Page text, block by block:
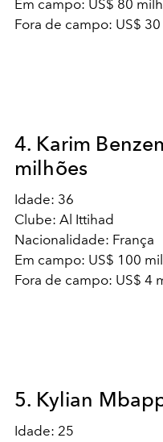
Em campo: US$ 80
Fora de campo: US$
4. Karim
milhões
Idade: 36
Clube: Al Ittihad
Nacionalidade: França
Em campo: US$ 100
Fora de campo: US$ 4
5. Kylian
Idade: 25